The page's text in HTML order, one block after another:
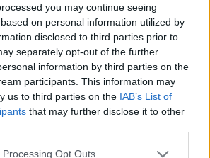
you may continue seeing
on personal information utilized by
disclosed to third parties prior to
separately opt-out of the further
information by third parties on the
participants. This information may
us to third parties on the IAB’s List of
that may further disclose it to other
Opt Outs
ikke vært så ille!☺ Da hadde
å vente i 5 min før en vaffel var klar!
er litt slitent for å si det slik ✌
Svar
- 11:05